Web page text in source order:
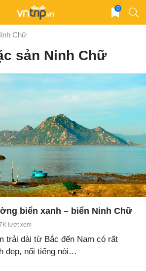
0
Chữ
sản Ninh Chữ
biển xanh – biển Ninh Chữ
lượt xem
trải dài từ Bắc đến Nam có rất
đẹp, nổi tiếng nói…